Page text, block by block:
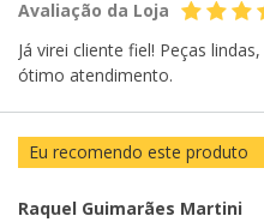
Avaliação da Loja
Já virei cliente fiel! Peças
ótimo atendimento.
Eu recomendo este produto
Raquel Guimarães Martini